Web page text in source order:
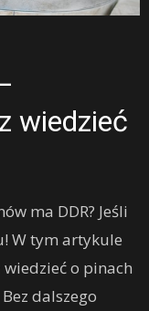
wiedzieć
ma DDR? Jeśli
W tym artykule
o pinach
dalszego